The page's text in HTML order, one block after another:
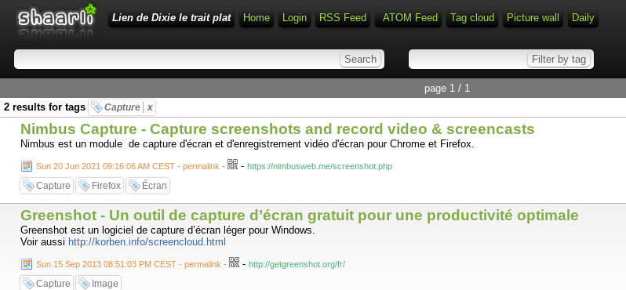
Lien de Dixie le trait plat Home Login RSS Feed ATOM Feed Tag cloud Picture wall Daily
page 1 / 1
2 results for tags
Capture x
Nimbus Capture - Capture screenshots and record video & screencasts
Nimbus est un module de capture d'écran et d'enregistrement vidéo d'écran pour Chrome et Firefox.
Sun 20 Jun 2021 09:16:06 AM CEST - permalink - - https://nimbusweb.me/screenshot.php
Capture Firefox Écran
Greenshot - Un outil de capture d’écran gratuit pour une productivité optimale
Greenshot est un logiciel de capture d’écran léger pour Windows.
Voir aussi http://korben.info/screencloud.html
Sun 15 Sep 2013 08:51:03 PM CEST - permalink - - http://getgreenshot.org/fr/
Capture Image